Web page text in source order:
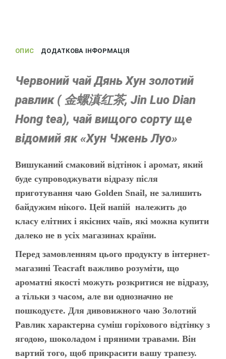
ОПИС ДОДАТКОВА ІНФОРМАЦІЯ
Червоний чай Дянь Хун золотий
равлик ( 金螺滇红茶, Jin Luo Dian
Hong tea), чай вищого сорту ще
відомий як«Хун Чжень Луо»
Вишуканий смаковий відтінок і аромат, який
буде супроводжувати відразу після
приготування чаю Golden Snail, не залишить
байдужим нікого. Цей напій належить до
класу елітних і якісних чаїв, які можна купити
далеко не в усіх магазинах країни.
Перед замовленням цього продукту в інтернет-
магазині Teacraft важливо розуміти, що
ароматні якості можуть розкритися не відразу,
а тільки з часом, але ви однозначно не
пошкодуєте. Для дивовижного чаю Золотий
Равлик характерна суміш горіхового відтінку з
ягодою, шоколадом і пряними травами. Він
вартий того, щоб прикрасити вашу трапезу.